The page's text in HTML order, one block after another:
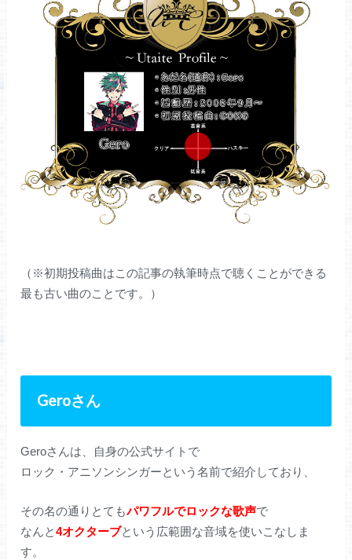
（※初期投稿曲はこの記事の執筆時点で聴くことができる
最も古い曲のことです。）
Geroさん
Geroさんは、自身の公式サイトで
ロック・アニソンシンガーという名前で紹介しており、
その名の通りとてもパワフルでロックな歌声で
なんと4オクターブという広範囲な音域を使いこなしま
す。